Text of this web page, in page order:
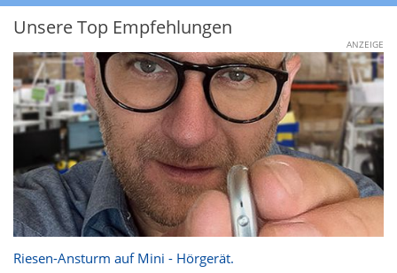
Unsere Top Empfehlungen
ANZEIGE
Riesen-Ansturm auf Mini - Hörgerät.